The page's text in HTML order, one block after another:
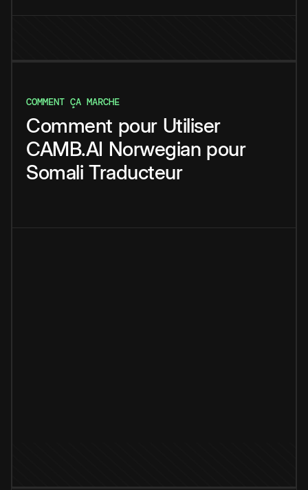
COMMENT ÇA MARCHE
Comment pour Utiliser
CAMB.AI Norwegian pour
Somali Traducteur